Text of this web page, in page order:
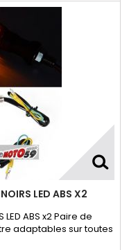
LED ABS X2
LED ABS x2 Paire de
adaptables sur toutes